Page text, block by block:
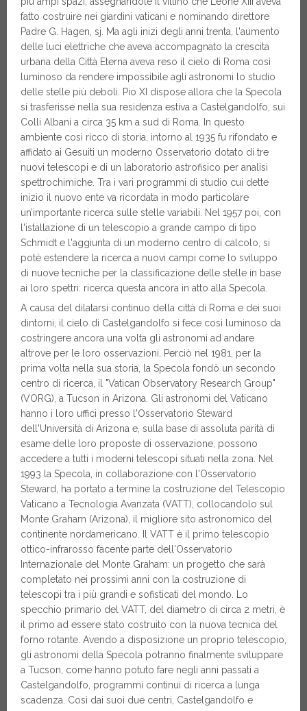
fatto costruire nei giardini vaticani e nominando direttore
Padre G. Hagen, sj. Ma agli inizi degli anni trenta, l'aumento
delle luci elettriche che aveva accompagnato la crescita
urbana della Città Eterna aveva reso il cielo di Roma così
luminoso da rendere impossibile agli astronomi lo studio
delle stelle più deboli. Pio XI dispose allora che la Specola
si trasferisse nella sua residenza estiva a Castelgandolfo, sui
Colli Albani a circa 35 km a sud di Roma. In questo
ambiente così ricco di storia, intorno al 1935 fu rifondato e
affidato ai Gesuiti un moderno Osservatorio dotato di tre
nuovi telescopi e di un laboratorio astrofisico per analisi
spettrochimiche. Tra i vari programmi di studio cui dette
inizio il nuovo ente va ricordata in modo particolare
un’importante ricerca sulle stelle variabili. Nel 1957 poi, con
l'istallazione di un telescopio a grande campo di tipo
Schmidt e l'aggiunta di un moderno centro di calcolo, si
potè estendere la ricerca a nuovi campi come lo sviluppo
di nuove tecniche per la classificazione delle stelle in base
ai loro spettri: ricerca questa ancora in atto alla Specola.
A causa del dilatarsi continuo della città di Roma e dei suoi
dintorni, il cielo di Castelgandolfo si fece così luminoso da
costringere ancora una volta gli astronomi ad andare
altrove per le loro osservazioni. Perciò nel 1981, per la
prima volta nella sua storia, la Specola fondò un secondo
centro di ricerca, il "Vatican Observatory Research Group"
(VORG), a Tucson in Arizona. Gli astronomi del Vaticano
hanno i loro uffici presso l'Osservatorio Steward
dell'Università di Arizona e, sulla base di assoluta parità di
esame delle loro proposte di osservazione, possono
accedere a tutti i moderni telescopi situati nella zona. Nel
1993 la Specola, in collaborazione con l'Osservatorio
Steward, ha portato a termine la costruzione del Telescopio
Vaticano a Tecnologia Avanzata (VATT), collocandolo sul
Monte Graham (Arizona), il migliore sito astronomico del
continente nordamericano. Il VATT è il primo telescopio
ottico-infrarosso facente parte dell'Osservatorio
Internazionale del Monte Graham: un progetto che sarà
completato nei prossimi anni con la costruzione di
telescopi tra i più grandi e sofisticati del mondo. Lo
specchio primario del VATT, del diametro di circa 2 metri, è
il primo ad essere stato costruito con la nuova tecnica del
forno rotante. Avendo a disposizione un proprio telescopio,
gli astronomi della Specola potranno finalmente sviluppare
a Tucson, come hanno potuto fare negli anni passati a
Castelgandolfo, programmi continui di ricerca a lunga
scadenza. Così dai suoi due centri, Castelgandolfo e